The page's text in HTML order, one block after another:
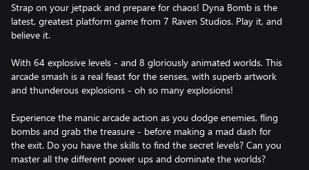
Strap on your jetpack and prepare for chaos! Dyna Bomb is the
latest, greatest platform game from 7 Raven Studios. Play it, and
believe it.
With 64 explosive levels - and 8 gloriously animated worlds. This
arcade smash is a real feast for the senses, with superb artwork
and thunderous explosions - oh so many explosions!
Experience the manic arcade action as you dodge enemies, fling
bombs and grab the treasure - before making a mad dash for
the exit. Do you have the skills to find the secret levels? Can you
master all the different power ups and dominate the worlds?